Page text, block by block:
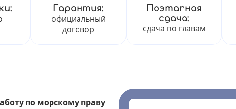
Гарантия:
официальный
договор
Поэтапная
сдача:
сдача по главам
по морскому праву